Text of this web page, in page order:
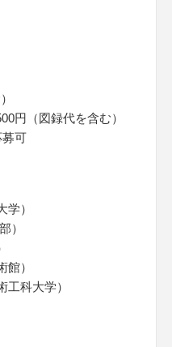
円（図録代を含む）
可
）
）
）
科大学）